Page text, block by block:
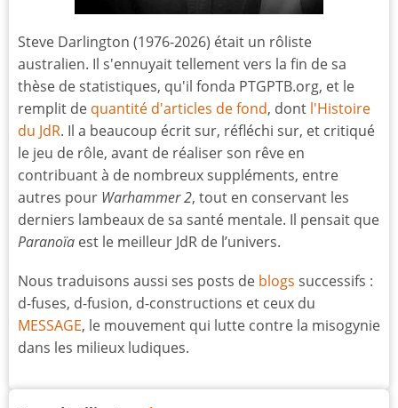
Steve Darlington (1976-2026) était un rôliste
australien. Il s'ennuyait tellement vers la fin de sa
thèse de statistiques, qu'il fonda PTGPTB.org, et le
remplit de quantité d'articles de fond, dont l'Histoire
du JdR. Il a beaucoup écrit sur, réfléchi sur, et critiqué
le jeu de rôle, avant de réaliser son rêve en
contribuant à de nombreux suppléments, entre
autres pour Warhammer 2, tout en conservant les
derniers lambeaux de sa santé mentale. Il pensait que
Paranoïa est le meilleur JdR de l’univers.
Nous traduisons aussi ses posts de blogs successifs :
d-fuses, d-fusion, d-constructions et ceux du
MESSAGE, le mouvement qui lutte contre la misogynie
dans les milieux ludiques.